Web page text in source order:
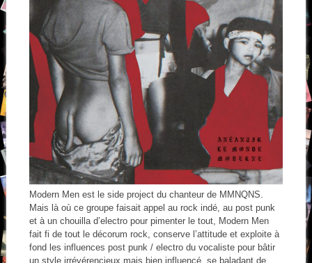
Modern Men est le side project du chanteur de MMNQNS.
Mais là où ce groupe faisait appel au rock indé, au post punk
et à un chouilla d’electro pour pimenter le tout, Modern Men
fait fi de tout le décorum rock, conserve l’attitude et exploite à
fond les influences post punk / electro du vocaliste pour bâtir
un style irrévérencieux mais bien influencé, se baladant de